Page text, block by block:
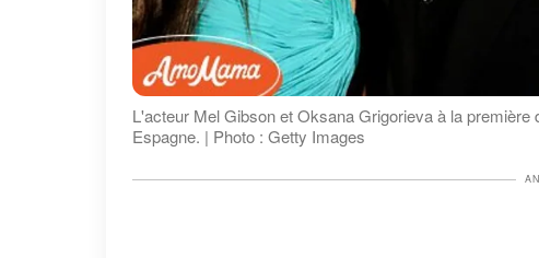
L'acteur Mel Gibson et Oksana Grigorieva à la
Espagne. | Photo : Getty Images